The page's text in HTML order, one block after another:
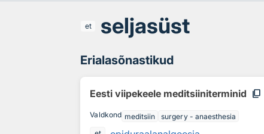
et seljasüst
Erialasõnastikud
Eesti viipekeele meditsiiniterminid content_copy
Valdkond meditsiin
surgery - anaesthesia